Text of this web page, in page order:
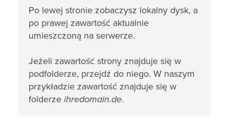
Po lewej stronie zobaczysz lokalny dysk, a
po prawej zawartość aktualnie
umieszczoną na serwerze.
Jeżeli zawartość strony znajduje się w
podfolderze, przejdź do niego. W naszym
przykładzie zawartość znajduje się w
folderze ihredomain.de.